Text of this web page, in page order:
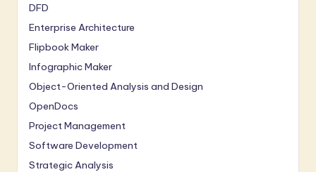
DFD
Enterprise Architecture
Flipbook Maker
Infographic Maker
Object-Oriented Analysis and Design
OpenDocs
Project Management
Software Development
Strategic Analysis